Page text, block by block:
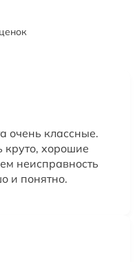
очень классные.
круто, хорошие
неисправность
и понятно.